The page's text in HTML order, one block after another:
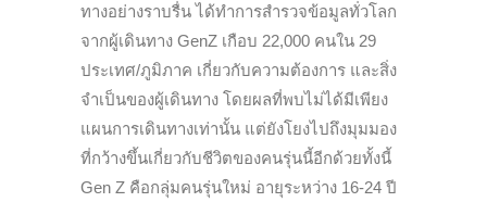
ทางอย่างราบรื่น ได้ทำการสำรวจข้อมูลทั่วโลก
จากผู้เดินทาง GenZ เกือบ 22,000 คนใน 29
ประเทศ/ภูมิภาค เกี่ยวกับความต้องการ และสิ่ง
จำเป็นของผู้เดินทาง โดยผลที่พบไม่ได้มีเพียง
แผนการเดินทางเท่านั้น แต่ยังโยงไปถึงมุมมอง
ที่กว้างขึ้นเกี่ยวกับชีวิตของคนรุ่นนี้อีกด้วยทั้งนี้
Gen Z คือกลุ่มคนรุ่นใหม่ อายุระหว่าง 16-24 ปี